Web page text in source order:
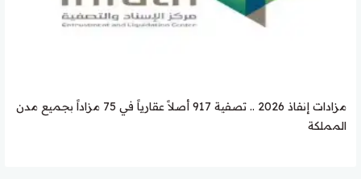
مزادات إنفاذ 2026 .. تصفية 917 أصلاً عقارياً في 75 مزاداً بجميع مدن
المملكة